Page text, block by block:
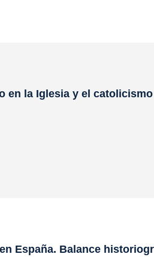
en la Iglesia y el catolicismo
España. Balance